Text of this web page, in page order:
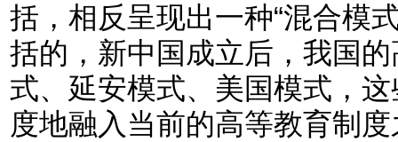
括，相反呈现出一种“混合模
括的，新中国成立后，我国
式、延安模式、美国模式，
度地融入当前的高等教育制